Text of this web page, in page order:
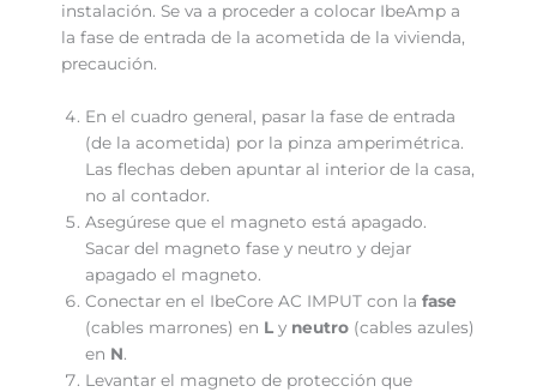
instalación. Se va a proceder a colocar IbeAmp a
la fase de entrada de la acometida de la vivienda,
precaución.
En el cuadro general, pasar la fase de entrada
(de la acometida) por la pinza amperimétrica.
Las flechas deben apuntar al interior de la casa,
no al contador.
Asegúrese que el magneto está apagado.
Sacar del magneto fase y neutro y dejar
apagado el magneto.
Conectar en el IbeCore AC IMPUT con lafase
(cables marrones) en L y neutro (cables azules)
en N.
Levantar el magneto de protección que